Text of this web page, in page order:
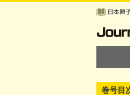
巻号目